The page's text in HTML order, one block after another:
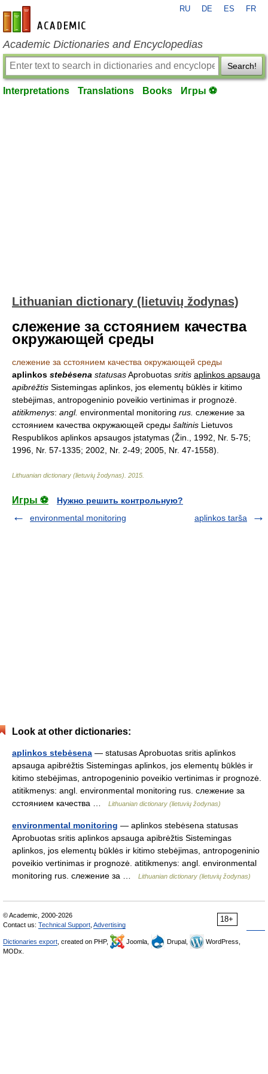
en-academic.com
RU DE ES FR
Academic Dictionaries and Encyclopedias
Search!
Interpretations Translations Books Игры ⚽
Lithuanian dictionary (lietuvių žodynas)
слежение за сстоянием качества
окружающей среды
слежение за сстоянием качества окружающей среды
aplinkos stebėsena statusasAprobuotas sritis aplinkos apsauga
apibrėžtis Sistemingas aplinkos, jos elementų būklės ir kitimo
stebėjimas, antropogeninio poveikio vertinimas ir prognozė.
atitikmenys: angl. environmental monitoring rus. слежение за
сстоянием качества окружающей среды šaltinis Lietuvos
Respublikos aplinkos apsaugos įstatymas (Žin., 1992, Nr. 5-75;
1996, Nr. 57-1335; 2002, Nr. 2-49; 2005, Nr. 47-1558).
Lithuanian dictionary (lietuvių žodynas) 2015
Игры ⚽
Нужно решить контрольную?
environmental monitoring
aplinkos tarša
Look at other dictionaries:
aplinkos stebėsena — statusas Aprobuotas sritis aplinkos
apsauga apibrėžtis Sistemingas aplinkos, jos elementų būklės ir
kitimo stebėjimas, antropogeninio poveikio vertinimas ir prognozė.
atitikmenys: angl. environmental monitoring rus. слежение за
сстоянием качества …
Lithuanian dictionary (lietuvių žodynas)
environmental monitoring — aplinkos stebėsena statusas
Aprobuotas sritis aplinkos apsauga apibrėžtis Sistemingas
aplinkos, jos elementų būklės ir kitimo stebėjimas, antropogeninio
poveikio vertinimas ir prognozė. atitikmenys: angl. environmental
monitoring rus. слежение за …
Lithuanian dictionary (lietuvių žodynas)
18+
© Academic, 2000-2026
Contact us: Technical Support Advertising
Dictionaries export , created on PHP, Joomla, Drupal,
WordPress,
MODx.